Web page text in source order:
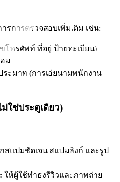
รการตรวจสอบเพิ่มเติม เช่น:
โทรศัพท์ ที่อยู่ ป้ายทะเบียน)
ม
ระมาท (การเอ่ยนามพนักงาน
ใช่ประตูเดียว)
สแปมชัดเจน สแปมลิงก์ และรูป
ให้ผู้ใช้ทำธงรีวิวและภาพถ่าย